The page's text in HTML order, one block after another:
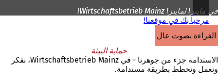
في ماينز! لماينز! Wirtschaftsbetrieb Mainz!
مرحباً بك في موقعنا!
القراءة بصوت عالٍ
حماية البيئة
الاستدامة جزء من جوهرنا - في Wirtschaftsbetrieb Mainz، نفكر
ونعمل ونخطط بطريقة مستدامة.